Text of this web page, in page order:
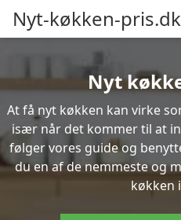
Nyt-køkken-pris.dk
Nyt
At få nyt køkken kan virke
især når det kommer til at
følger vores guide og
du en af de nemmeste og
køkken